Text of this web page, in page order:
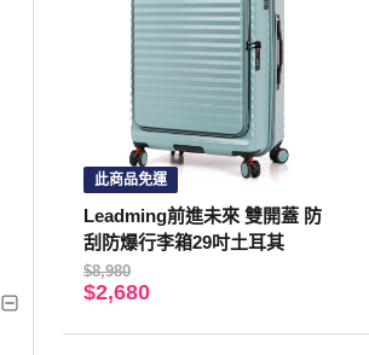
此商品免運
Leadming前進未來 雙開蓋 防
刮防爆行李箱29吋土耳其
$8,980
$2,680